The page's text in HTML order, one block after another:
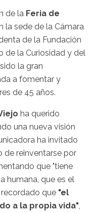
de la Feria de
la sede de la Cámara
de la Fundación
de la Curiosidad y del
la gran
a fomentar y
de 45 años.
ha querido
una nueva visión
ha invitado
de reinventarse por
que "tiene
humana, que es el
recordado que "el
a la propia vida",